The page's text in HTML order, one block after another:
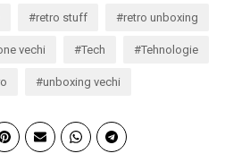
retro stuff retro unboxing
vechi Tech Tehnologie
unboxing vechi